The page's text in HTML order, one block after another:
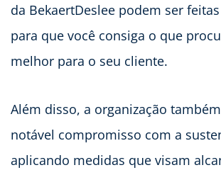
da BekaertDeslee podem ser
para que você consiga o que
melhor para o seu cliente.
Além disso, a organização
notável compromisso com a
aplicando medidas que visam